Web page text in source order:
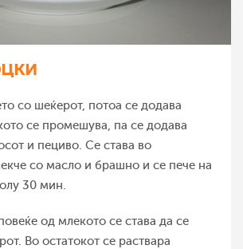
со шеќерот, потоа се додава
се промешува, па се додава
и пециво. Се става во
со масло и брашно и се пече на
30 мин.
од млекото се става да се
Во остатокот се раствара